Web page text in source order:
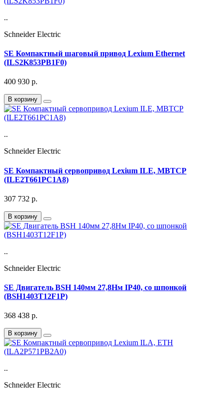
..
Schneider Electric
SE Компактный шаговый привод Lexium Ethernet
(ILS2K853PB1F0)
400 930 р.
В корзину
..
Schneider Electric
SE Компактный сервопривод Lexium ILE, MBTCP
(ILE2T661PC1A8)
307 732 р.
В корзину
..
Schneider Electric
SE Двигатель BSH 140мм 27,8Нм IP40, со шпонкой
(BSH1403T12F1P)
368 438 р.
В корзину
..
Schneider Electric